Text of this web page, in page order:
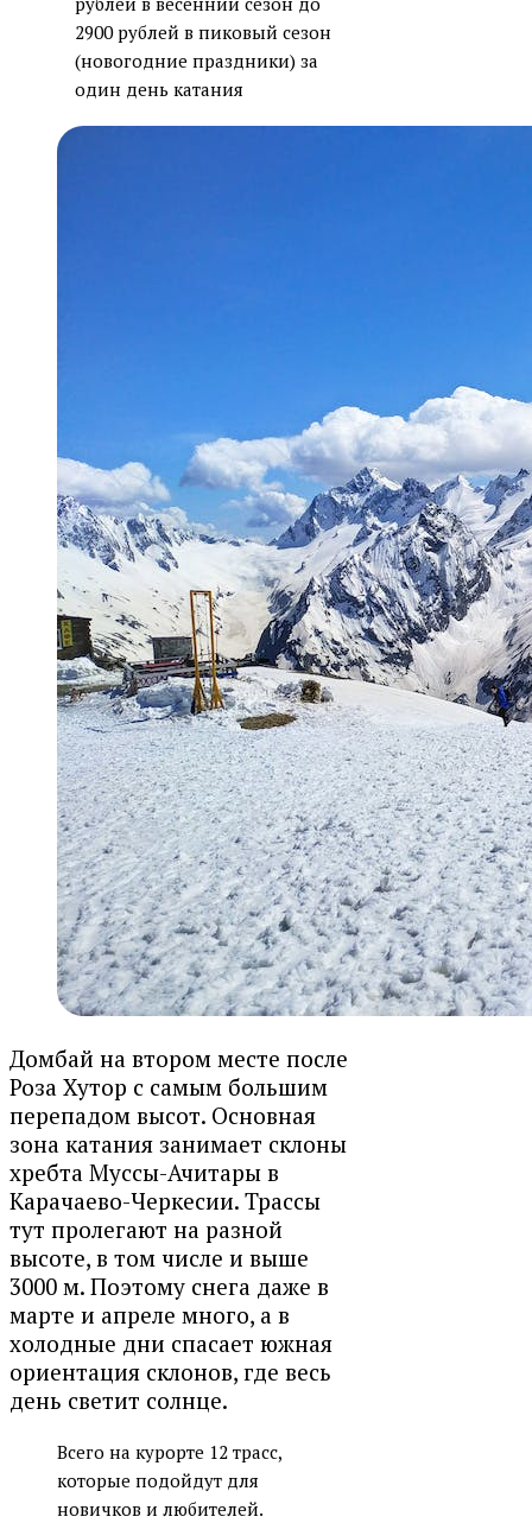
2900 рублей в пиковый сезон
(новогодние праздники) за
один день катания
Домбай на втором месте после
Роза Хутор с самым большим
перепадом высот. Основная
зона катания занимает склоны
хребта Муссы-Ачитары в
Карачаево-Черкесии. Трассы
тут пролегают на разной
высоте, в том числе и выше
3000 м. Поэтому снега даже в
марте и апреле много, а в
холодные дни спасает южная
ориентация склонов, где весь
день светит солнце.
Всего на курорте 12 трасс,
которые подойдут для
новичков и любителей.